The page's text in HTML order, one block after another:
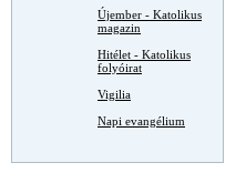
Újember - Katolikus
magazin
Hitélet - Katolikus
folyóirat
Vigilia
Napi evangélium